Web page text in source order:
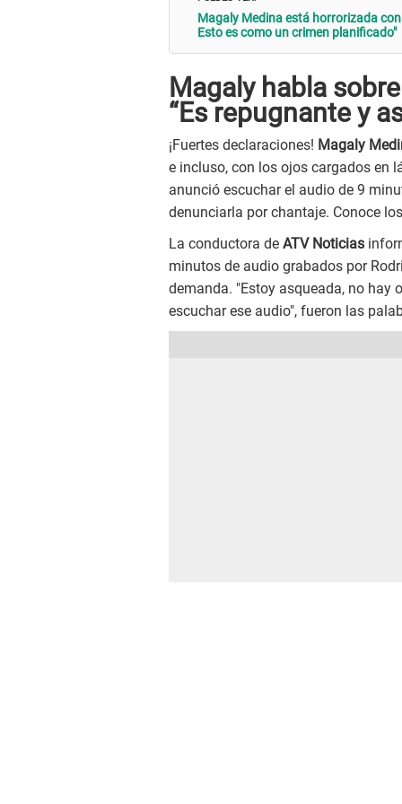
Magaly Medina está horrorizada
Esto es como un crimen planificado"
Magaly habla
“Es repugnante y
¡Fuertes declaraciones! Magaly
e incluso, con los ojos cargados en
anunció escuchar el audio de 9
denunciarla por chantaje. Conoce
La conductora de ATV Noticias
minutos de audio grabados por
demanda. "Estoy asqueada, no hay
escuchar ese audio", fueron las